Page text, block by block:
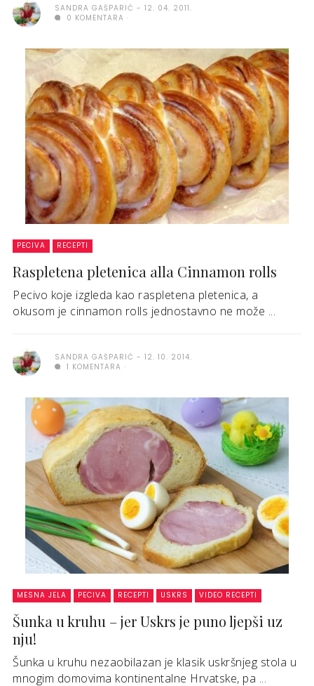
SANDRA GAŠPARIĆ
12. 04. 2011.
0 KOMENTARA
PECIVA RECEPTI
Raspletena pletenica alla Cinnamon rolls
Pecivo koje izgleda kao raspletena pletenica, a
okusom je cinnamon rolls jednostavno ne može ...
SANDRA GAŠPARIĆ
12. 10. 2014.
1 KOMENTARA
MESNA JELA PECIVA RECEPTI USKRS VIDEO RECEPTI
Šunka u kruhu – jer Uskrs je puno ljepši uz
nju!
Šunka u kruhu nezaobilazan je klasik uskršnjeg stola u
mnogim domovima kontinentalne Hrvatske, pa ...